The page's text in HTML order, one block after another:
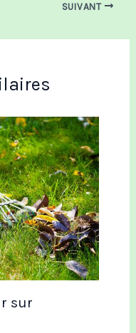
SUIVANT
sur